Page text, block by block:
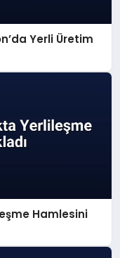
Yerli Üretim
Hamlesini